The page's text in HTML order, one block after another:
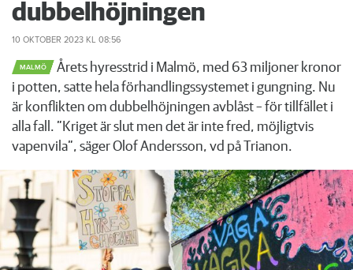
dubbelhöjningen
10 OKTOBER 2023 KL 08:56
MALMÖ
Årets hyresstrid i Malmö, med 63 miljoner kronor
i potten, satte hela förhandlingssystemet i gungning. Nu
är konflikten om dubbelhöjningen avblåst – för tillfället i
alla fall. ”Kriget är slut men det är inte fred, möjligtvis
vapenvila”, säger Olof Andersson, vd på Trianon.